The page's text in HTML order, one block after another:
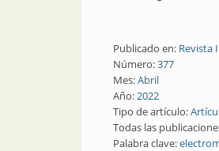
Publicado en: Revista
Número:377
Mes:Abril
Año:2022
Tipo de artículo:
Todas las
Palabra clave: